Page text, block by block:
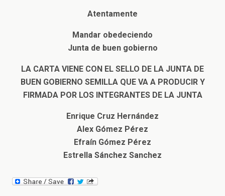
Atentamente
Mandar obedeciendo
Junta de buen gobierno
LA CARTA VIENE CON EL SELLO DE LA JUNTA DE
BUEN GOBIERNO SEMILLA QUE VA A PRODUCIR Y
FIRMADA POR LOS INTEGRANTES DE LA JUNTA
Enrique Cruz Hernández
Alex Gómez Pérez
Efraín Gómez Pérez
Estrella Sánchez Sanchez